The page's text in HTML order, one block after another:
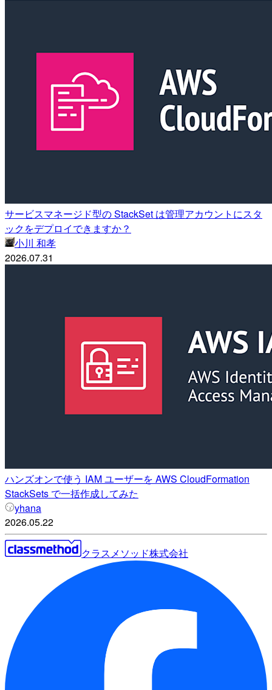
サービスマネージド型の StackSet は管理アカウントにスタ
ックをデプロイできますか？
小川 和孝
2026.07.31
ハンズオンで使う IAM ユーザーを AWS CloudFormation
StackSets で一括作成してみた
yhana
2026.05.22
クラスメソッド株式会社